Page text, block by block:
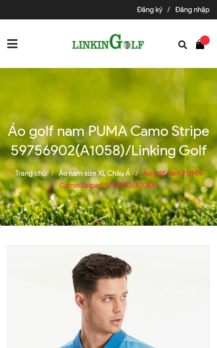
Đăng ký / Đăng nhập
Áo golf nam PUMA Camo Stripe
59756902(A1058)/Linking Golf
Trang chủ / Áo nam size XL Châu Á /
Áo golf nam PUMA
Camo Stripe 59756902(A1058)